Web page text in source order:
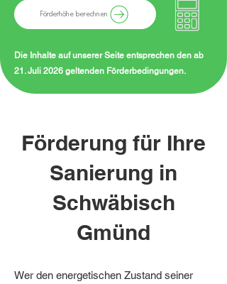
Förderhöhe berechnen
Die Inhalte auf unserer Seite entsprechen den ab
21. Juli 2026 geltenden Förderbedingungen.
Förderung für Ihre
Sanierung in
Schwäbisch
Gmünd
Wer den energetischen Zustand seiner